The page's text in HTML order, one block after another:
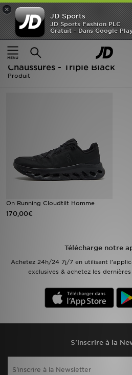
×
JD Sports
JD Sports Fashion PLC
Gratuit - Dans Google
Accueil
Homme
Homme - On Running
Chaussures - Triple Black
Produit
On Running Cloudtilt Homme
170,00€
Télécharge notre
Achetez 24h/24 7j/7 en utilisant
exclusives & achetez les
S'inscrire à la
Accueil
Nouveautés
Homme
Marques
Football
Sports
Suivre Ma Commande
Service client
Nos Magasins
Télécharge l'Appli